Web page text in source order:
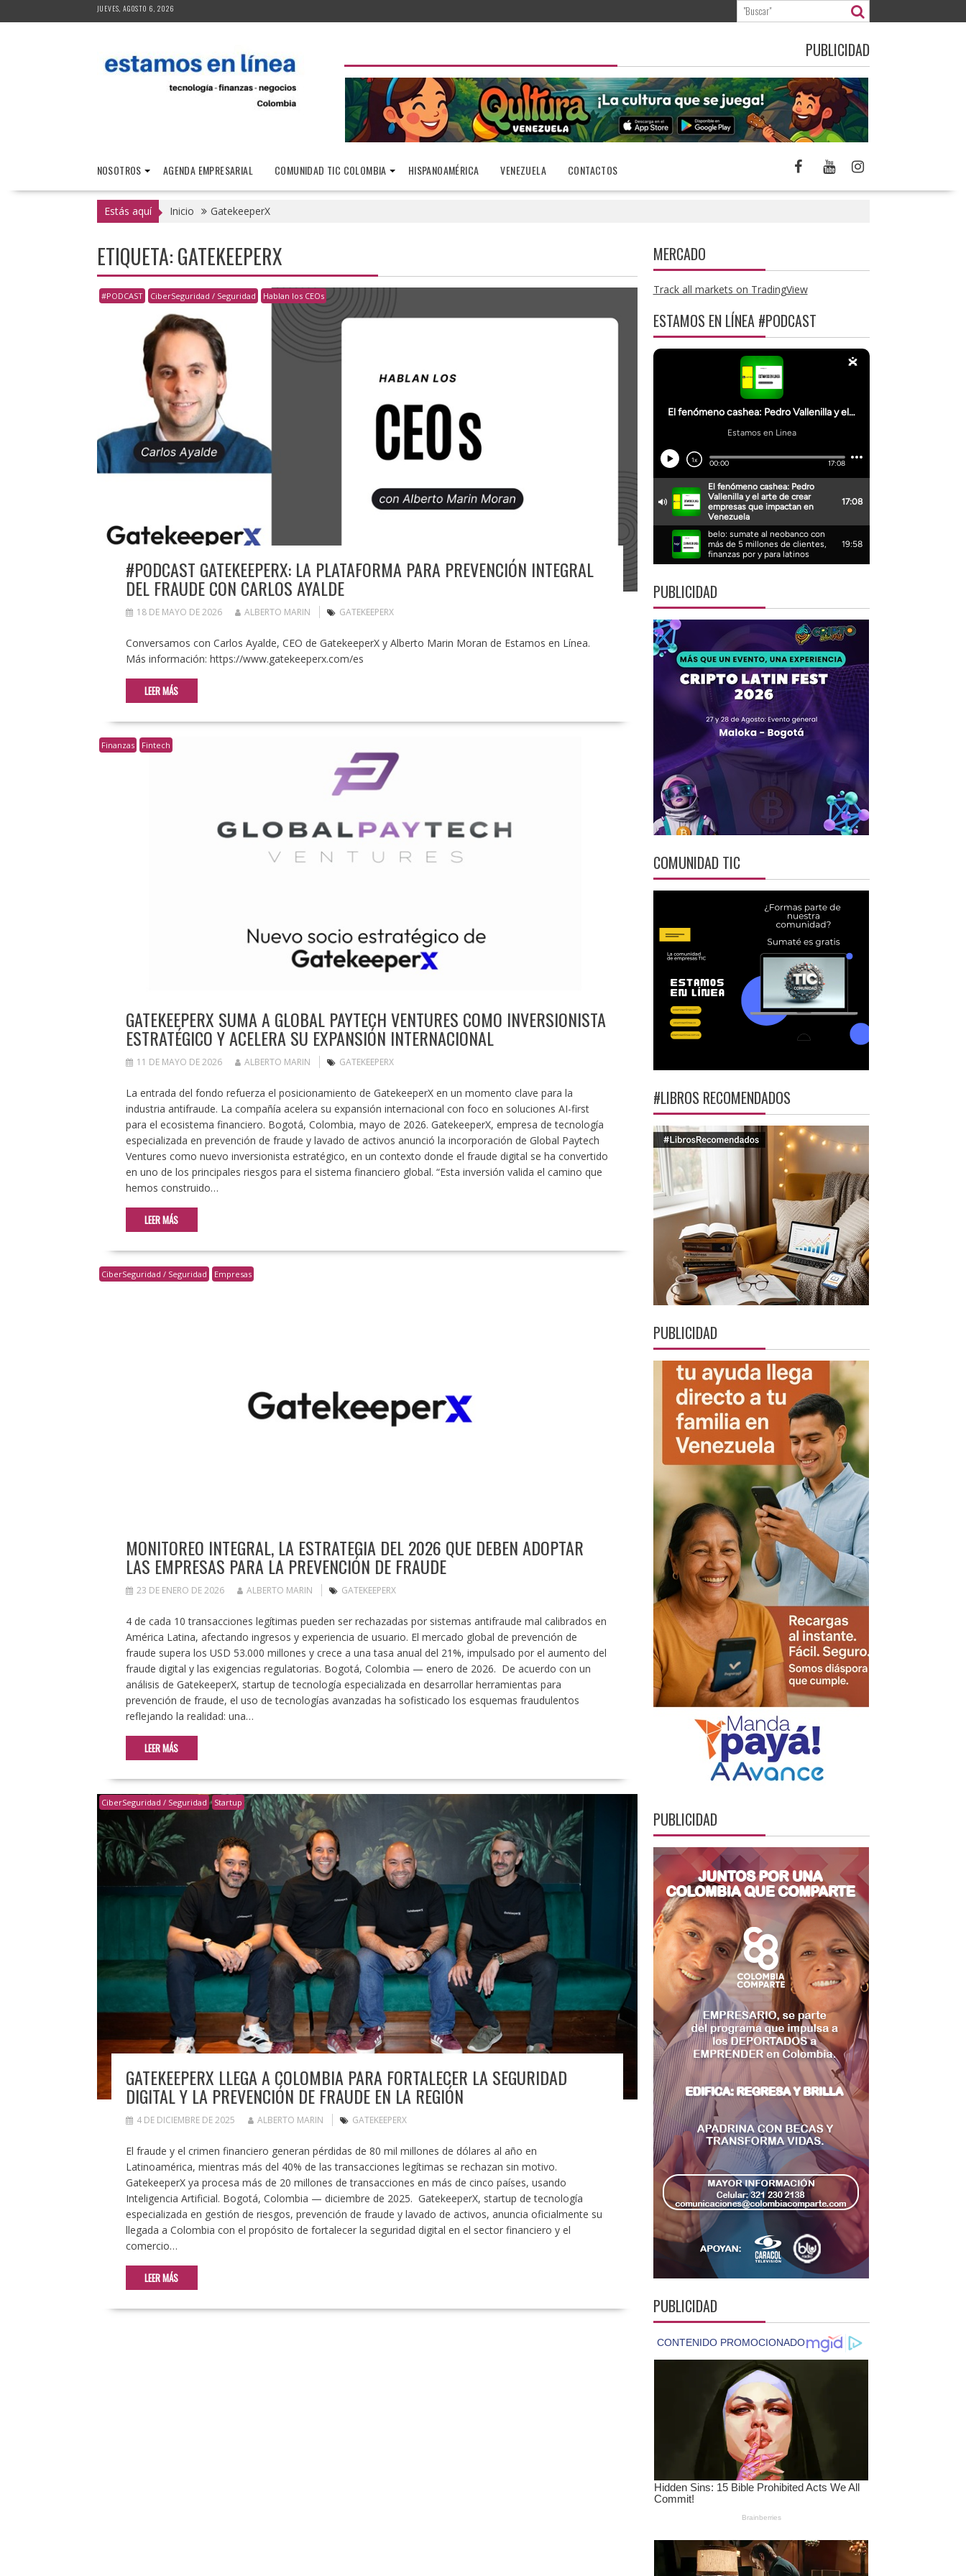
al
JUEVES, AGOSTO 6, 2026
PUBLICIDAD
NOSOTROS AGENDA EMPRESARIAL COMUNIDAD TIC COLOMBIA HISPANOAMÉRICA VENEZUELA CONTACTOS
Estás aquí Inicio GatekeeperX
ETIQUETA:GATEKEEPERX
#PODCAST CiberSeguridad / Seguridad Hablan los CEOs
#PODCAST GATEKEEPERX: LA PLATAFORMA PARA PREVENCIÓN INTEGRAL
DEL FRAUDE CON CARLOS AYALDE
18 DE MAYO DE 2026 ALBERTO MARIN GATEKEEPERX
Conversamos con Carlos Ayalde, CEO de GatekeeperX y Alberto Marin Moran de Estamos en Línea.
Más información: https://www.gatekeeperx.com/es
LEER MÁS
Finanzas Fintech
GATEKEEPERX SUMA A GLOBAL PAYTECH VENTURES COMO INVERSIONISTA
ESTRATÉGICO Y ACELERA SU EXPANSIÓN INTERNACIONAL
11 DE MAYO DE 2026 ALBERTO MARIN GATEKEEPERX
La entrada del fondo refuerza el posicionamiento de GatekeeperX en un momento clave para la
industria antifraude. La compañía acelera su expansión internacional con foco en soluciones AI-first
para el ecosistema financiero. Bogotá, Colombia, mayo de 2026. GatekeeperX, empresa de tecnología
especializada en prevención de fraude y lavado de activos anunció la incorporación de Global Paytech
Ventures como nuevo inversionista estratégico, en un contexto donde el fraude digital se ha convertido
en uno de los principales riesgos para el sistema financiero global. “Esta inversión valida el camino que
hemos construido…
LEER MÁS
CiberSeguridad / Seguridad Empresas
MONITOREO INTEGRAL, LA ESTRATEGIA DEL 2026 QUE DEBEN ADOPTAR
LAS EMPRESAS PARA LA PREVENCIÓN DE FRAUDE
23 DE ENERO DE 2026 ALBERTO MARIN GATEKEEPERX
4 de cada 10 transacciones legítimas pueden ser rechazadas por sistemas antifraude mal calibrados en
América Latina, afectando ingresos y experiencia de usuario. El mercado global de prevención de
fraude supera los USD 53.000 millones y crece a una tasa anual del 21%, impulsado por el aumento del
fraude digital y las exigencias regulatorias. Bogotá, Colombia — enero de 2026. De acuerdo con un
análisis de GatekeeperX, startup de tecnología especializada en desarrollar herramientas para
prevención de fraude, el uso de tecnologías avanzadas ha sofisticado los esquemas fraudulentos
reflejando la realidad: una…
LEER MÁS
CiberSeguridad / Seguridad Startup
GATEKEEPERX LLEGA A COLOMBIA PARA FORTALECER LA SEGURIDAD
DIGITAL Y LA PREVENCIÓN DE FRAUDE EN LA REGIÓN
4 DE DICIEMBRE DE 2025 ALBERTO MARIN GATEKEEPERX
El fraude y el crimen financiero generan pérdidas de 80 mil millones de dólares al año en
Latinoamérica, mientras más del 40% de las transacciones legítimas se rechazan sin motivo.
GatekeeperX ya procesa más de 20 millones de transacciones en más de cinco países, usando
Inteligencia Artificial. Bogotá, Colombia — diciembre de 2025. GatekeeperX, startup de tecnología
especializada en gestión de riesgos, prevención de fraude y lavado de activos, anuncia oficialmente su
llegada a Colombia con el propósito de fortalecer la seguridad digital en el sector financiero y el
comercio…
LEER MÁS
MERCADO
Track all markets on TradingView
ESTAMOS EN LÍNEA #PODCAST
PUBLICIDAD
COMUNIDAD TIC
#LIBROS RECOMENDADOS
PUBLICIDAD
PUBLICIDAD
PUBLICIDAD